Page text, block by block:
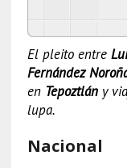
El pleito entre
Fernández
en Tepoztlány
lupa.
Nacional